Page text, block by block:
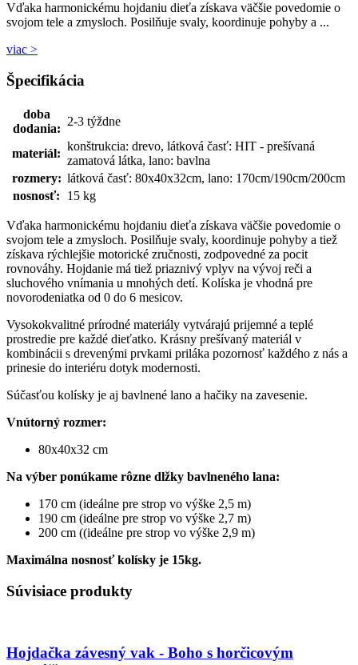
Vďaka harmonickému hojdaniu dieťa získava väčšie povedomie o
svojom tele a zmysloch. Posilňuje svaly, koordinuje pohyby a ...
viac >
Špecifikácia
doba
dodania:
2-3 týždne
materiál:
konštrukcia: drevo, látková časť: HIT - prešívaná
zamatová látka, lano: bavlna
rozmery: látková časť: 80x40x32cm, lano: 170cm/190cm/200cm
nosnosť:
15 kg
Vďaka harmonickému hojdaniu dieťa získava väčšie povedomie o
svojom tele a zmysloch. Posilňuje svaly, koordinuje pohyby a tiež
získava rýchlejšie motorické zručnosti, zodpovedné za pocit
rovnováhy. Hojdanie má tiež priaznivý vplyv na vývoj reči a
sluchového vnímania u mnohých detí. Kolíska je vhodná pre
novorodeniatka od 0 do 6 mesicov.
Vysokokvalitné prírodné materiály vytvárajú prijemné a teplé
prostredie pre každé dieťatko. Krásny prešívaný materiál v
kombinácii s drevenými prvkami priláka pozornosť každého z nás a
prinesie do interiéru dotyk modernosti.
Súčasťou kolísky je aj bavlnené lano a hačiky na zavesenie.
Vnútorný rozmer:
80x40x32 cm
Na výber ponúkame rôzne dlžky bavlneného lana:
170 cm (ideálne pre strop vo výške 2,5 m)
190 cm (ideálne pre strop vo výške 2,7 m)
200 cm ((ideálne pre strop vo výške 2,9 m)
Maximálna nosnosť kolísky je 15kg.
Súvisiace produkty
Hojdačka závesný vak - Boho s horčicovým